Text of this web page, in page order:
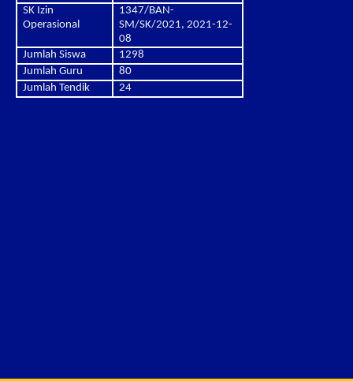
SK Izin
Operasional
1347/BAN-
SM/SK/2021, 2021-12-
08
Jumlah Siswa
1298
Jumlah Guru
80
Jumlah Tendik
24